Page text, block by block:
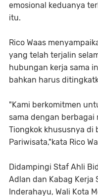
emosional keduanya
itu.
Rico Waas
yang telah terjalin
hubungan kerja sama
bahkan harus
"Kami berkomitmen
sama dengan berbagai
Tiongkok khususnya di
Pariwisata,"kata Rico
Didampingi Staf Ahli
Adlan dan Kabag Kerja
Inderahayu, Wali Kota